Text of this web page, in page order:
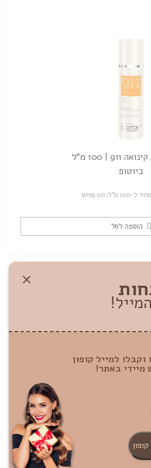
| 100 מ"ל
ביוטופ
מחיר ל-100 מ"ל: ₪159.00
הוספה לסל
ביוטופ
למייל קופון
מיידי באתר!